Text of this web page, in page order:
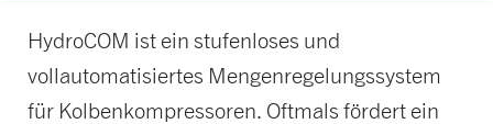
HydroCOM ist ein stufenloses und
vollautomatisiertes Mengenregelungs­system
für Kolbenkompressoren. Oftmals fördert ein